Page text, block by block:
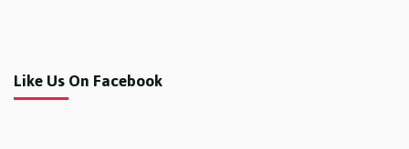
Like Us On Facebook